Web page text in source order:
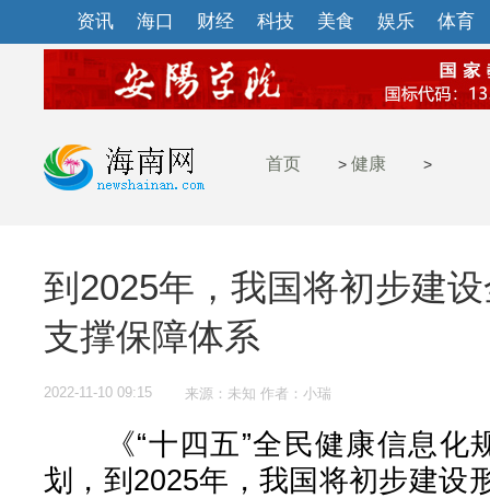
资讯 海口 财经 科技 美食 娱乐 体育
首页 > 健康 >
到2025年，我国将初步建
支撑保障体系
2022-11-10 09:15 来源：未知 作者：小瑞
《“十四五”全民健康信息化
划，到2025年，我国将初步建设